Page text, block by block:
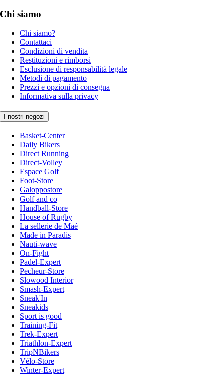
Chi siamo
Chi siamo?
Contattaci
Condizioni di vendita
Restituzioni e rimborsi
Esclusione di responsabilità legale
Metodi di pagamento
Prezzi e opzioni di consegna
Informativa sulla privacy
I nostri negozi
Basket-Center
Daily Bikers
Direct Running
Direct-Volley
Espace Golf
Foot-Store
Galoppostore
Golf and co
Handball-Store
House of Rugby
La sellerie de Maé
Made in Paradis
Nauti-wave
On-Fight
Padel-Expert
Pecheur-Store
Slowood Interior
Smash-Expert
Sneak'In
Sneakids
Sport is good
Training-Fit
Trek-Expert
Triathlon-Expert
TripNBikers
Vélo-Store
Winter-Expert